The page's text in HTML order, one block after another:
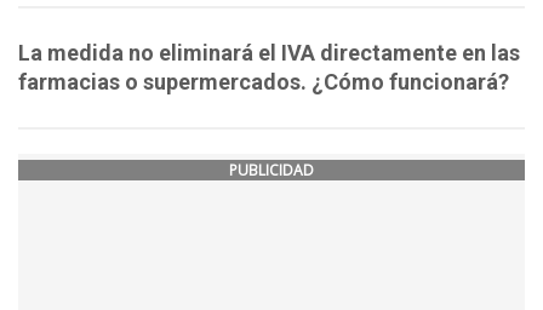
La medida no eliminará el IVA directamente en las
farmacias o supermercados. ¿Cómo funcionará?
PUBLICIDAD